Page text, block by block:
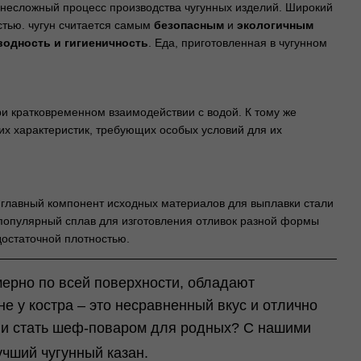
процесс производства чугунных изделий. Широкий
чугун считается самым безопасным и экологичным
и гигиеничность . Еда, приготовленная в чугунном
кратковременном взаимодействии с водой. К тому же
характеристик, требующих особых условий для их
компонент исходных материалов для выплавки стали
сплав для изготовления отливок разной формы
плотностью.
по всей поверхности, обладают
у костра – это несравненный вкус и отлично
и стать шеф-поваром для родных? С нашими
чугунный казан.